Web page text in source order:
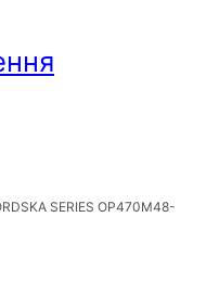
SERIES OP470M48-